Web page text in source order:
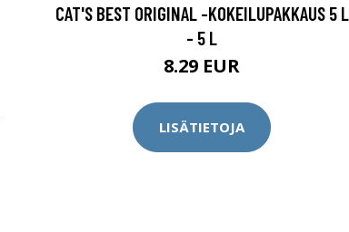
CAT'S BEST ORIGINAL -KOKEILUPAKKAUS 5 L
- 5 L
8.29 EUR
LISÄTIETOJA